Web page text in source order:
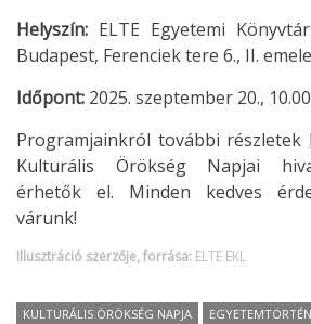
Helyszín: ELTE Egyetemi
Budapest, Ferenciek tere 6., II.
Időpont: 2025. szeptember 20.,
Programjainkról további részletek
Kulturális Örökség Napjai
érhetők el. Minden kedves
várunk!
Illusztráció szerzője, forrása: ELTE EKL
KULTURÁLIS ÖRÖKSÉG NAPJA